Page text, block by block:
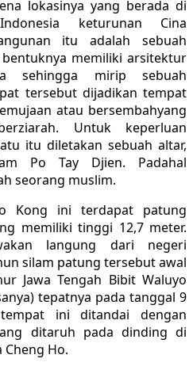
lokasinya yang berada di
keturunan Cina
itu adalah sebuah
memiliki arsitektur
sehingga mirip sebuah
tersebut dijadikan tempat
atau bersembahyang
Untuk keperluan
itu diletakan sebuah altar,
Po Tay Djien. Padahal
seorang muslim.
Kong ini terdapat patung
memiliki tinggi 12,7 meter.
langung dari negeri
silam patung tersebut awal
Jawa Tengah Bibit Waluyo
tepatnya pada tanggal 9
ini ditandai dengan
ditaruh pada dinding di
Ho.